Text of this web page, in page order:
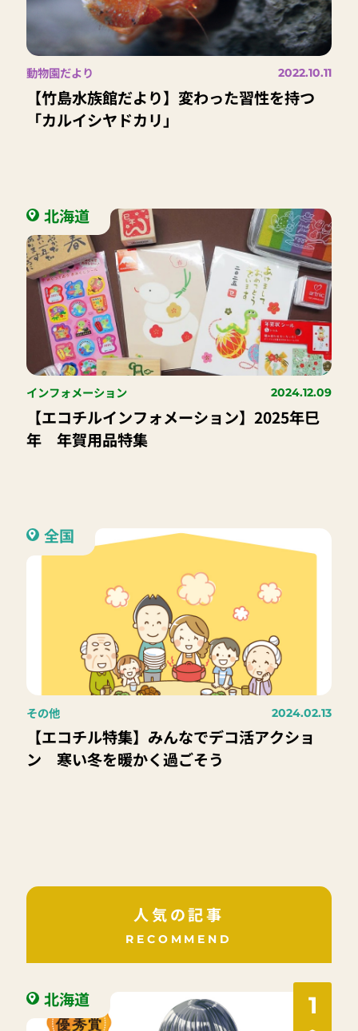
動物園だより 2022.10.11
【竹島水族館だより】変わった習性を持つ
「カルイシヤドカリ」
北海道
インフォメーション 2024.12.09
【エコチルインフォメーション】2025年巳
年 年賀用品特集
全国
その他 2024.02.13
【エコチル特集】みんなでデコ活アクショ
ン 寒い冬を暖かく過ごそう
人気の記事
RECOMMEND
1
北海道